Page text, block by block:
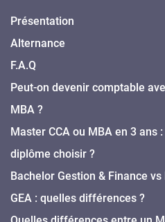
Présentation
Alternance
F.A.Q
Peut-on devenir comptable
MBA ?
Master CCA ou MBA en 3 ans
diplôme choisir ?
Bachelor Gestion & Finance vs
GEA : quelles différences ?